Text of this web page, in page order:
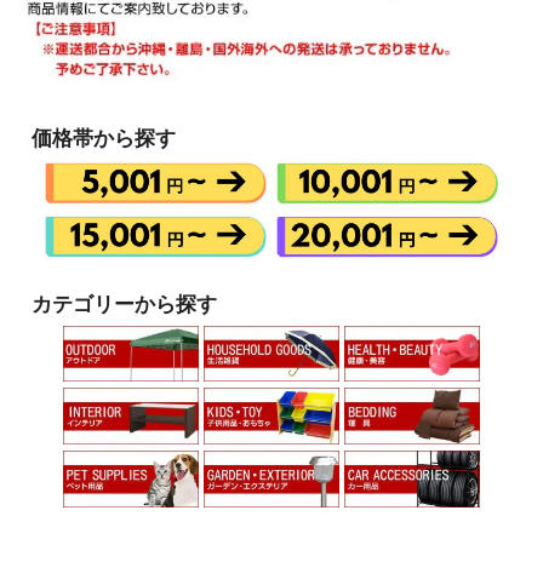
価格帯から探す
カテゴリーから探す